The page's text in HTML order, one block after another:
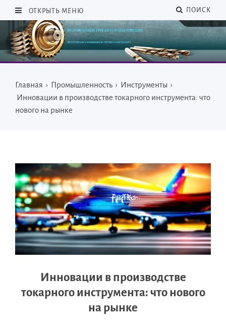
ОТКРЫТЬ МЕНЮ ПОИСК
Главная › Промышленность › Инструменты ›
Инновации в производстве токарного инструмента: что
нового на рынке
Инновации в производстве
токарного инструмента: что нового
на рынке